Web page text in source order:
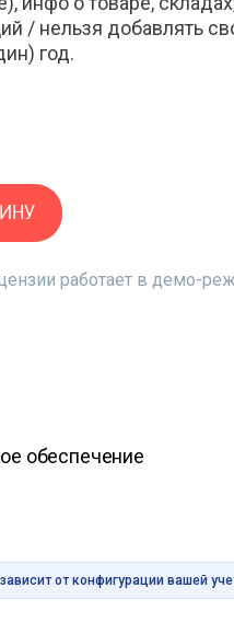
/ нельзя добавлять
год.
работает в демо-
обеспечение
от конфигурации вашей